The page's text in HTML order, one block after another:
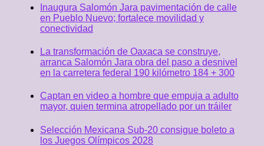
Inaugura Salomón Jara pavimentación de calle
en Pueblo Nuevo; fortalece movilidad y
conectividad
La transformación de Oaxaca se construye,
arranca Salomón Jara obra del paso a desnivel
en la carretera federal 190 kilómetro 184 + 300
Captan en video a hombre que empuja a adulto
mayor, quien termina atropellado por un tráiler
Selección Mexicana Sub-20 consigue boleto a
los Juegos Olímpicos 2028